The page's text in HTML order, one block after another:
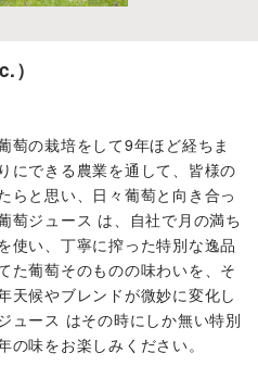
萄の栽培をして9年ほど経ちま
できる農業を通して、皆様の
らと思い、日々葡萄と向き合っ
ジュース は、自社で月の満ち
使い、丁寧に搾った特別な逸品
た葡萄そのものの味わいを、そ
天候やブレンドが微妙に変化し
ュース はその時にしか無い特別
味をお楽しみください。